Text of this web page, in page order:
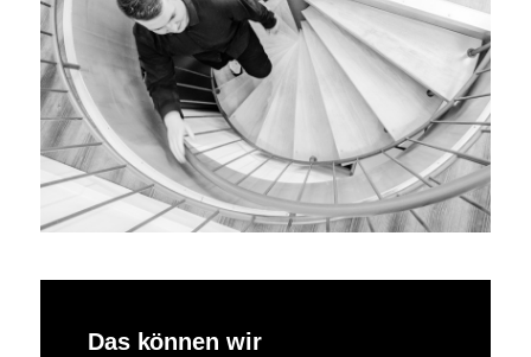
Das können wir